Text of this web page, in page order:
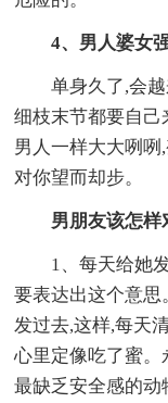
4、男人婆女
单身久了,会
细枝末节都要自己
男人一样大大咧
对你望而却步。
男朋友该怎样
1、每天给她
要表达出这个意
发过去,这样,每天
心里定像吃了蜜。
最缺乏安全感的